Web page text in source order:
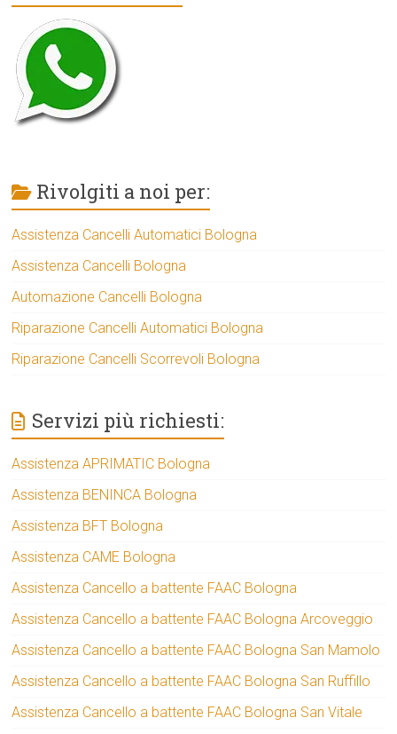
Rivolgiti a noi per:
Assistenza Cancelli Automatici Bologna
Assistenza Cancelli Bologna
Automazione Cancelli Bologna
Riparazione Cancelli Automatici Bologna
Riparazione Cancelli Scorrevoli Bologna
Servizi più richiesti:
Assistenza APRIMATIC Bologna
Assistenza BENINCA Bologna
Assistenza BFT Bologna
Assistenza CAME Bologna
Assistenza Cancello a battente FAAC Bologna
Assistenza Cancello a battente FAAC Bologna Arcoveggio
Assistenza Cancello a battente FAAC Bologna San Mamolo
Assistenza Cancello a battente FAAC Bologna San Ruffillo
Assistenza Cancello a battente FAAC Bologna San Vitale